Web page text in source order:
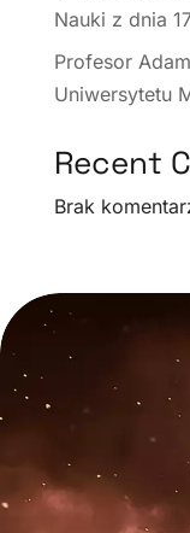
Nauki z dnia
Profesor
Uniwersytetu
Recent
Brak